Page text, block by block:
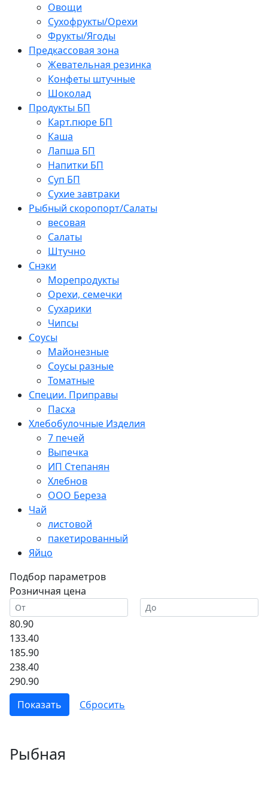
Овощи
Сухофрукты/Орехи
Фрукты/Ягоды
Предкассовая зона
Жевательная резинка
Конфеты штучные
Шоколад
Продукты БП
Карт.пюре БП
Каша
Лапша БП
Напитки БП
Суп БП
Сухие завтраки
Рыбный скоропорт/Салаты
весовая
Салаты
Штучно
Снэки
Морепродукты
Орехи, семечки
Сухарики
Чипсы
Соусы
Майонезные
Соусы разные
Томатные
Специи. Приправы
Пасха
Хлебобулочные Изделия
7 печей
Выпечка
ИП Степанян
Хлебнов
ООО Береза
Чай
листовой
пакетированный
Яйцо
Подбор параметров
Розничная цена
80.90
133.40
185.90
238.40
290.90
Рыбная